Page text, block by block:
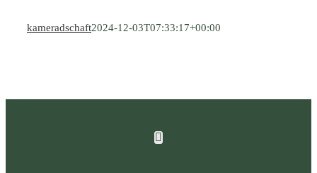
kameradschaft2024-12-03T07:33:17+00:00